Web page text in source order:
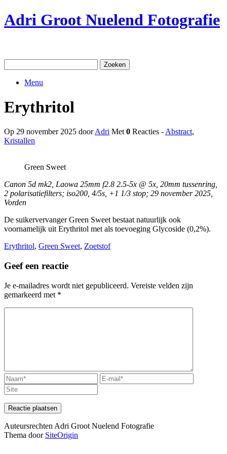
Ga
naar
Adri Groot Nuelend Fotografie
naar:
Menu
Erythritol
Op 29 november 2025 doorAdri Met0 Reacties -Abstract,
Kristallen
Green Sweet
Canon 5d mk2, Laowa 25mm f2.8 2.5-5x @ 5x, 20mm tussenring,
2 polarisatiefilters; iso200, 4/5s, +1 1/3 stop; 29 november 2025,
Vorden
De suikervervanger Green Sweet bestaat natuurlijk ook
voornamelijk uit Erythritol met als toevoeging Glycoside (0,2%).
Erythritol, Green Sweet, Zoetstof
Geef een reactie
Je e-mailadres wordt niet gepubliceerd. Vereiste velden zijn
gemarkeerd met *
Auteursrechten Adri Groot Nuelend Fotografie
Thema door SiteOrigin